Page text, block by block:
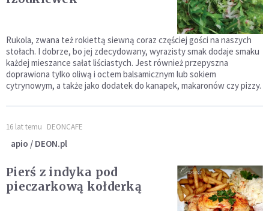
Rukola, zwana też rokiettą siewną coraz częściej gości na naszych
stołach. I dobrze, bo jej zdecydowany, wyrazisty smak dodaje smaku
każdej mieszance sałat liściastych. Jest również przepyszna
doprawiona tylko oliwą i octem balsamicznym lub sokiem
cytrynowym, a także jako dodatek do kanapek, makaronów czy pizzy.
16 lat temu DEONCAFE
apio / DEON.pl
Pierś z indyka pod
pieczarkową kołderką